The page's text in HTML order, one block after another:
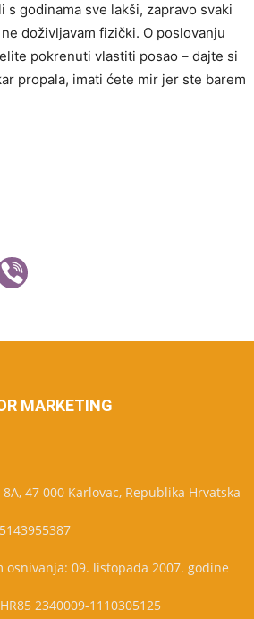
godinama sve lakši, zapravo svaki
doživljavam fizički. O poslovanju
pokrenuti vlastiti posao – dajte si
propala, imati ćete mir jer ste barem
MARKETING
8A, 47 000 Karlovac, Republika Hrvatska
osnivanja: 09. listopada 2007. godine
2340009-1110305125